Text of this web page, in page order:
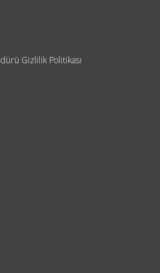
Gizlilik Politikası